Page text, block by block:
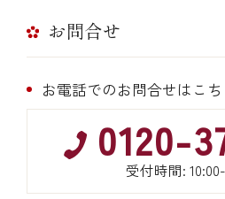
お問合せ
お電話でのお問合せはこち
0120-
受付時間: